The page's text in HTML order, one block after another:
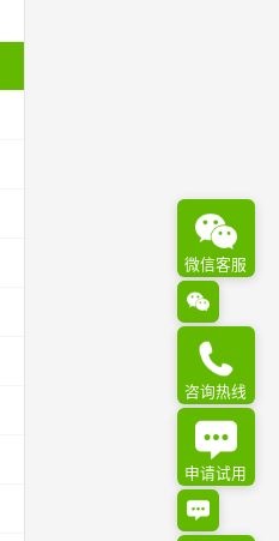
微信客服
咨询热线
申请试用